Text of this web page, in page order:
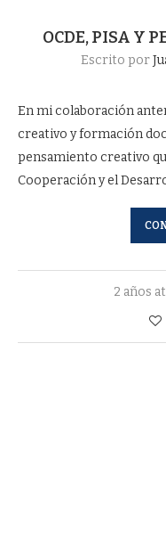
OCDE, PISA Y
Escrito por
En mi colaboración
creativo y formación
pensamiento creativo
Cooperación y el
2 años